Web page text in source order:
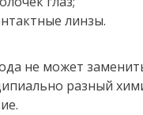
линзы.
не может
разный